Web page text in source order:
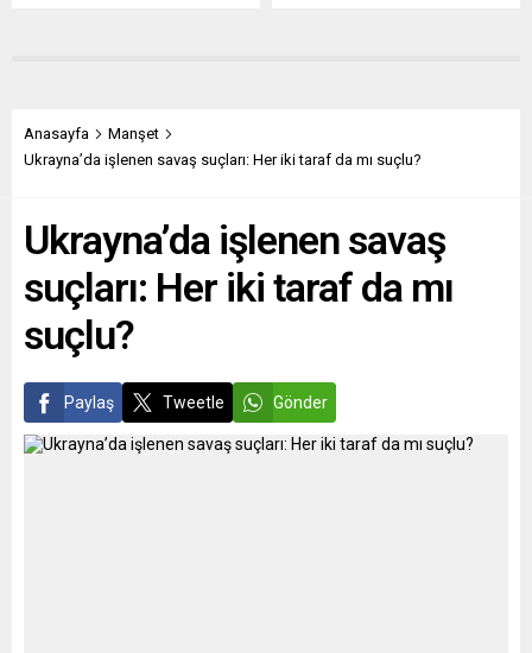
amaç uğruna Polonya’da bir
araya gelmekten mutluluk
yönelik desteklerini takdirle
karşıladığını ifade etti.
Rusya’nın Ukrayna’ya
yönelik sebepsiz...
belirttiler. Makina Kimya
Anasayfa
Manşet
Ukrayna’da işlenen savaş suçları: Her iki taraf da mı suçlu?
Ukrayna’da işlenen savaş
suçları: Her iki taraf da mı
suçlu?
Paylaş Tweetle Gönder